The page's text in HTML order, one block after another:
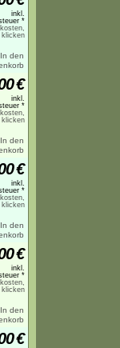
inkl.
*
klicken
€
inkl.
*
klicken
€
inkl.
*
klicken
€
inkl.
*
klicken
€